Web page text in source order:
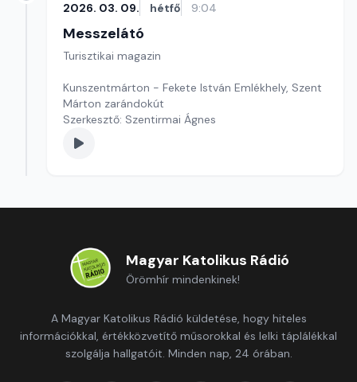
2026. 03. 09. hétfő 9:04
Messzelátó
Turisztikai magazin
Kunszentmárton - Fekete István Emlékhely, Szent
Márton zarándokút
Szerkesztő: Szentirmai Ágnes
Magyar Katolikus Rádió
Örömhír mindenkinek!
A Magyar Katolikus Rádió küldetése, hogy hiteles
információkkal, értékközvetítő műsorokkal és lelki táplálékkal
szolgálja hallgatóit. Minden nap, 24 órában.